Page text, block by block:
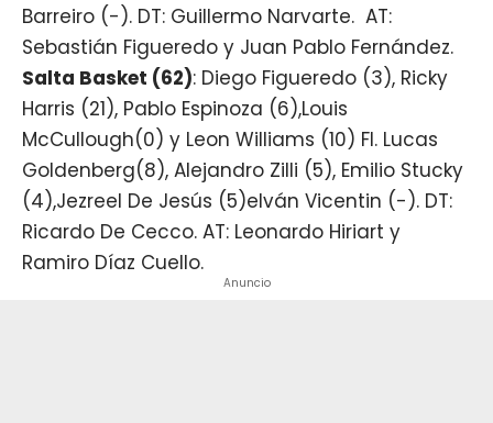
Barreiro (-). DT: Guillermo Narvarte. AT:
Sebastián Figueredo y Juan Pablo Fernández.
Salta Basket (62): Diego Figueredo (3), Ricky
Harris (21), Pablo Espinoza (6),Louis
McCullough(0) y Leon Williams (10) FI. Lucas
Goldenberg(8), Alejandro Zilli (5), Emilio Stucky
(4),Jezreel De Jesús (5)eIván Vicentin (-). DT:
Ricardo De Cecco. AT: Leonardo Hiriart y
Ramiro Díaz Cuello.
Anuncio